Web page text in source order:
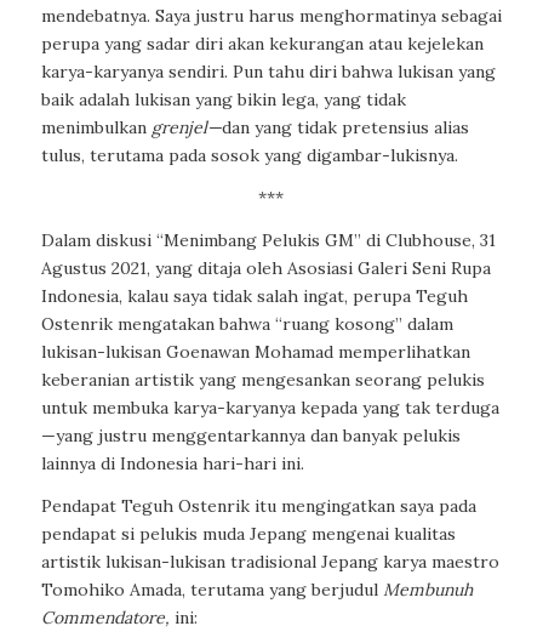
mendebatnya. Saya justru harus menghormatinya sebagai
perupa yang sadar diri akan kekurangan atau kejelekan
karya-karyanya sendiri. Pun tahu diri bahwa lukisan yang
baik adalah lukisan yang bikin lega, yang tidak
menimbulkan grenjel—dan yang tidak pretensius alias
tulus, terutama pada sosok yang digambar-lukisnya.
***
Dalam diskusi “Menimbang Pelukis GM” di Clubhouse, 31
Agustus 2021, yang ditaja oleh Asosiasi Galeri Seni Rupa
Indonesia, kalau saya tidak salah ingat, perupa Teguh
Ostenrik mengatakan bahwa “ruang kosong” dalam
lukisan-lukisan Goenawan Mohamad memperlihatkan
keberanian artistik yang mengesankan seorang pelukis
untuk membuka karya-karyanya kepada yang tak terduga
—yang justru menggentarkannya dan banyak pelukis
lainnya di Indonesia hari-hari ini.
Pendapat Teguh Ostenrik itu mengingatkan saya pada
pendapat si pelukis muda Jepang mengenai kualitas
artistik lukisan-lukisan tradisional Jepang karya maestro
Tomohiko Amada, terutama yang berjudul Membunuh
Commendatore, ini: